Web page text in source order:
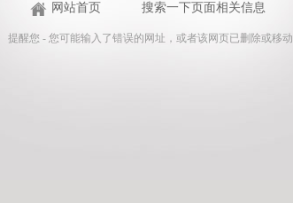
网站首页 搜索一下页面相关信息
提醒您 - 您可能输入了错误的网址，或者该网页已删除或移动